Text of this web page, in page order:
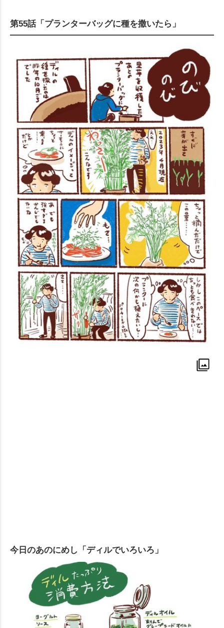
第55話「プランターバッグに種を撒いたら」
今日のあのにめし「ディルでいろいろ」